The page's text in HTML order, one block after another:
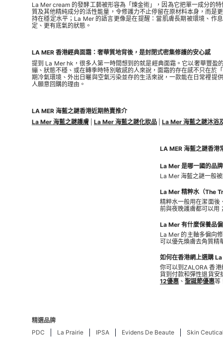
La Mer cream 的發酵工藝被形容為「煉金術」，因為它把單一成分的
質及其他精純成分的活性能量，令修護力不止停留在原材料本身，而是
持在穩定水平；La Mer 的語言更像是在提醒：當肌膚長期被環境、作
定、更有底氣的狀態。
LA MER 香港經典面霜：奢華質地背後，是封閉式密集修護的安心感
提到 La Mer hk，很多人第一時間想到的就是經典面霜。它以奢華豐
繃、狀態不穩、或在轉季時特別敏感的人來說，面霜的存在感不只在於
期冷氣環境、外出日曬與空氣污染並存的生活來說，一款能在日常裡
人願意回購的理由。
LA MER 海藍之謎香港近期熱賣推介
La Mer 海藍之謎護膚
La Mer 海藍之謎化妝品 La Mer 海藍之謎沐浴
LA MER 海藍之謎香港
La Mer 是哪一國的品
La Mer 海藍之謎一般
La Mer 精粹水（The
精粹水一般用在潔面後
前與夜晚護膚都可以用
La Mer 有什麼保養品
La Mer 的主軸多偏向
可以優先煥膚去角質精
如何在香港網上選購
你可以到ZALORA 香
貨到付款和彈性退貨安
12優惠 、 聖誕節優惠等
精選品牌
PDC
La Prairie IPSA Evidens De Beaute Skin